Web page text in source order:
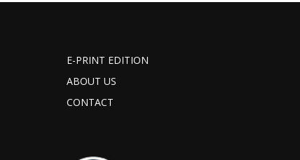
E-PRINT EDITION
ABOUT US
CONTACT